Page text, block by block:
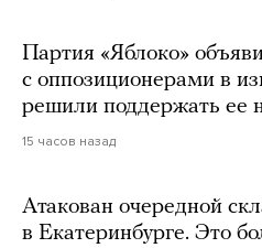
Партия «Яблоко»
с оппозиционерами в
решили поддержать ее
15 часов назад
Атакован очередной
в Екатеринбурге. Это